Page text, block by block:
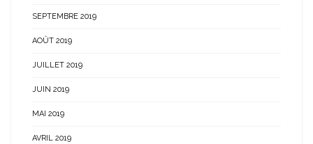
SEPTEMBRE 2019
AOÛT 2019
JUILLET 2019
JUIN 2019
MAI 2019
AVRIL 2019